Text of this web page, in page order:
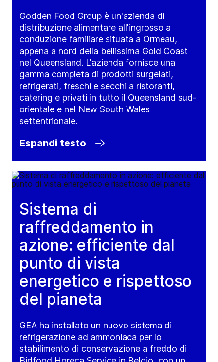
Godden Food Group è un'azienda di
distribuzione alimentare all'ingrosso a
conduzione familiare situata a Ormeau,
appena a nord della bellissima Gold Coast
nel Queensland. L'azienda fornisce una
gamma completa di prodotti surgelati,
refrigerati, freschi e secchi a ristoranti,
catering e privati in tutto il Queensland sud-
orientale e nel New South Wales
settentrionale.
Espandi testo
Sistema di
raffreddamento in
azione: efficiente dal
punto di vista
energetico e rispettoso
del pianeta
GEA ha installato un nuovo sistema di
refrigerazione ad ammoniaca per lo
stabilimento di conservazione a freddo di